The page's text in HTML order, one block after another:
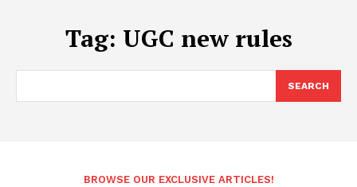
Tag: UGC new rules
SEARCH
BROWSE OUR EXCLUSIVE ARTICLES!